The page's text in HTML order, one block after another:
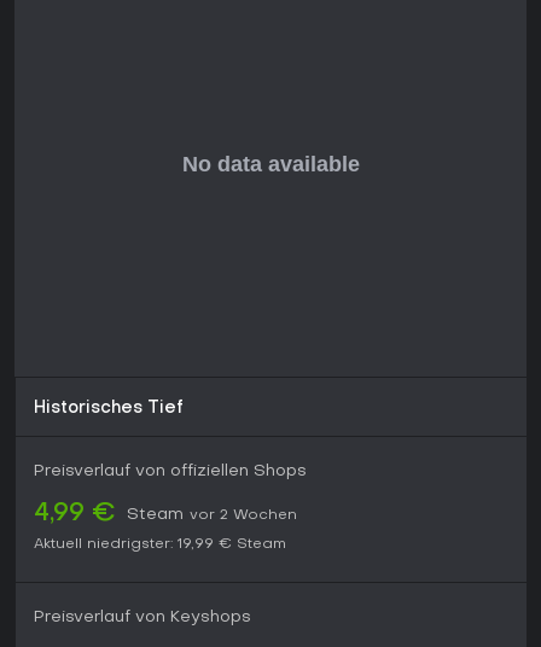
Historisches Tief
Preisverlauf von offiziellen Shops
4,99 € Steam vor 2 Wochen
Aktuell niedrigster: 19,99 € Steam
Preisverlauf von Keyshops